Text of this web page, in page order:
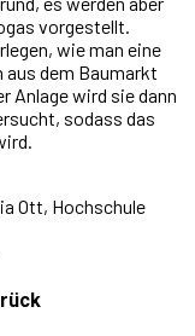
vorgestellt.
wie man eine
dem Baumarkt
Anlage wird sie dann
sodass das
Ott, Hochschule